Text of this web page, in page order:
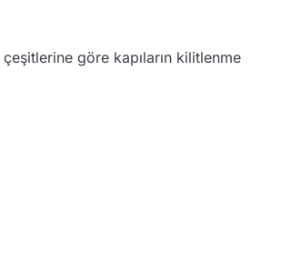
göre kapıların kilitlenme